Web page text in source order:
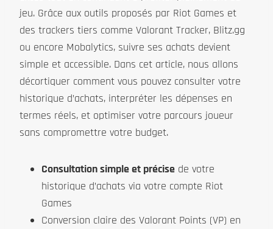
jeu. Grâce aux outils proposés par Riot Games et
des trackers tiers comme Valorant Tracker, Blitz.gg
ou encore Mobalytics, suivre ses achats devient
simple et accessible. Dans cet article, nous allons
décortiquer comment vous pouvez consulter votre
historique d’achats, interpréter les dépenses en
termes réels, et optimiser votre parcours joueur
sans compromettre votre budget.
Consultation simple et précise de votre
historique d’achats via votre compte Riot
Games
Conversion claire des Valorant Points (VP) en